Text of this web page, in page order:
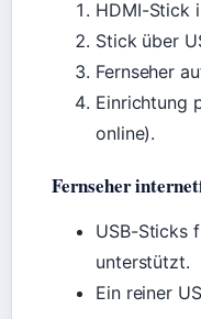
HDMI-Stick
Stick über
Fernseher
Einrichtung
online).
Fernseher
USB-Sticks
unterstützt.
Ein reiner